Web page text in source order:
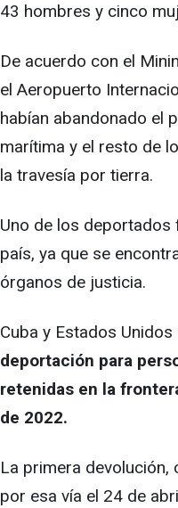
43 hombres y cinco
De acuerdo con el
el Aeropuerto
habían abandonado el
marítima y el resto de
la travesía por tierra.
Uno de los deportados
país, ya que se
órganos de justicia.
Cuba y Estados Unidos
deportación para
retenidas en la
de 2022.
La primera
por esa vía el 24 de